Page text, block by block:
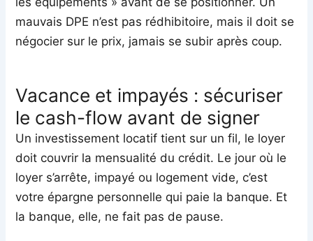
mauvais DPE n’est pas rédhibitoire, mais il doit se
négocier sur le prix, jamais se subir après coup.
Vacance et impayés : sécuriser
le cash-flow avant de signer
Un investissement locatif tient sur un fil, le loyer
doit couvrir la mensualité du crédit. Le jour où le
loyer s’arrête, impayé ou logement vide, c’est
votre épargne personnelle qui paie la banque. Et
la banque, elle, ne fait pas de pause.